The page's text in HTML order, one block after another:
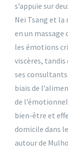
s’appuie sur
Nei Tsang et la
en un
les émotions
viscères,
ses
biais de
de
bien-être et
domicile dans
autour de